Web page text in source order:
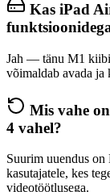
Kas iPad
Jah — tänu M1
võimaldab avada ja
Mis vahe
4 vahel?
Suurim uuendus
kasutajatele, kes
videotöötlusega.